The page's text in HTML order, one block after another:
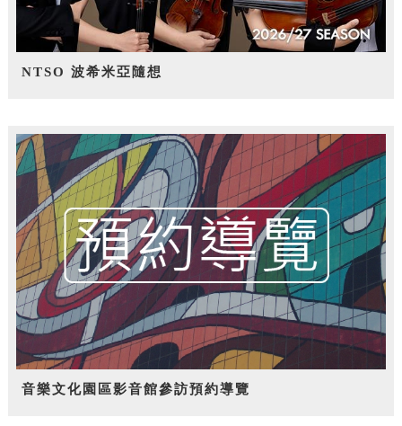
NTSO 波希米亞隨想
音樂文化園區影音館參訪預約導覽